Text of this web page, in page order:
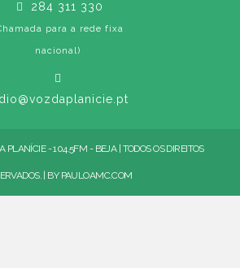
284 311 330
para a rede fixa
nacional)
- 104.5FM - BEJA | TODOS OS DIREITOS
| BY PAULOAMC.COM